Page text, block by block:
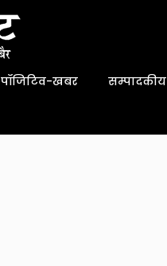
पॉजिटिव-खबर सम्पादकीय